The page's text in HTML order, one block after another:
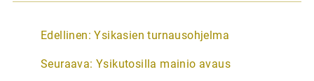
A
t
Edellinen: Ysikasien turnausohjelma
Seuraava: Ysikutosilla mainio avaus